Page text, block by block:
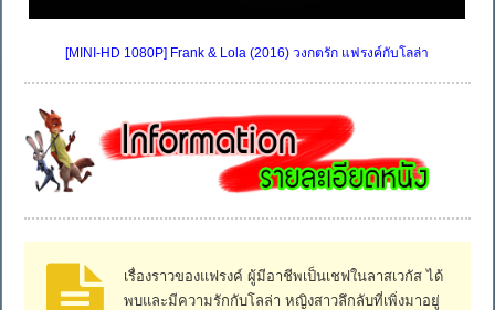
[MINI-HD 1080P] Frank & Lola (2016) วงกตรัก แฟรงค์กับโลล่า
เรื่องราวของแฟรงค์ ผู้มีอาชีพเป็นเชฟในลาสเวกัส ได้
พบและมีความรักกับโลล่า หญิงสาวลึกลับที่เพิ่งมาอยู่